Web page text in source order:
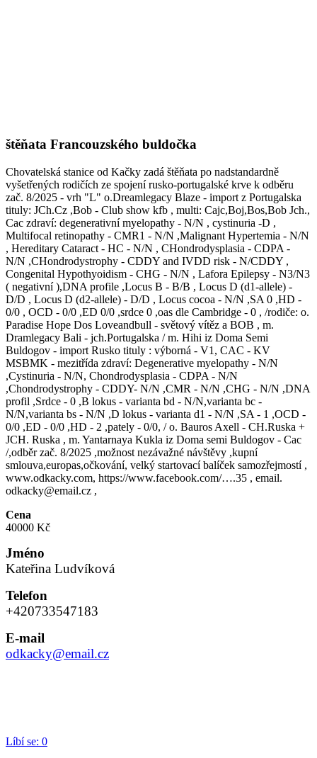
štěňata Francouzského buldočka
Chovatelská stanice od Kačky zadá štěňata po nadstandardně
vyšetřených rodičích ze spojení rusko-portugalské krve k odběru
zač. 8/2025 - vrh "L" o.Dreamlegacy Blaze - import z Portugalska
tituly: JCh.Cz ,Bob - Club show kfb , multi: Cajc,Boj,Bos,Bob Jch.,
Cac zdraví: degenerativní myelopathy - N/N , cystinuria -D ,
Multifocal retinopathy - CMR1 - N/N ,Malignant Hypertemia - N/N
, Hereditary Cataract - HC - N/N , CHondrodysplasia - CDPA -
N/N ,CHondrodystrophy - CDDY and IVDD risk - N/CDDY ,
Congenital Hypothyoidism - CHG - N/N , Lafora Epilepsy - N3/N3
( negativní ),DNA profile ,Locus B - B/B , Locus D (d1-allele) -
D/D , Locus D (d2-allele) - D/D , Locus cocoa - N/N ,SA 0 ,HD -
0/0 , OCD - 0/0 ,ED 0/0 ,srdce 0 ,oas dle Cambridge - 0 , /rodiče: o.
Paradise Hope Dos Loveandbull - světový vítěz a BOB , m.
Dramlegacy Bali - jch.Portugalska / m. Hihi iz Doma Semi
Buldogov - import Rusko tituly : výborná - V1, CAC - KV
MSBMK - mezitřída zdraví: Degenerative myelopathy - N/N
,Cystinuria - N/N, Chondrodysplasia - CDPA - N/N
,Chondrodystrophy - CDDY- N/N ,CMR - N/N ,CHG - N/N ,DNA
profil ,Srdce - 0 ,B lokus - varianta bd - N/N,varianta bc -
N/N,varianta bs - N/N ,D lokus - varianta d1 - N/N ,SA - 1 ,OCD -
0/0 ,ED - 0/0 ,HD - 2 ,pately - 0/0, / o. Bauros Axell - CH.Ruska +
JCH. Ruska , m. Yantarnaya Kukla iz Doma semi Buldogov - Cac
/,odběr zač. 8/2025 ,možnost nezávažné návštěvy ,kupní
smlouva,europas,očkování, velký startovací balíček samozřejmostí ,
www.odkacky.com, https://www.facebook.com/….35 , email.
odkacky@email.cz ,
Cena
40000 Kč
Jméno
Kateřina Ludvíková
Telefon
+420733547183
E-mail
odkacky@email.cz
Líbí se: 0